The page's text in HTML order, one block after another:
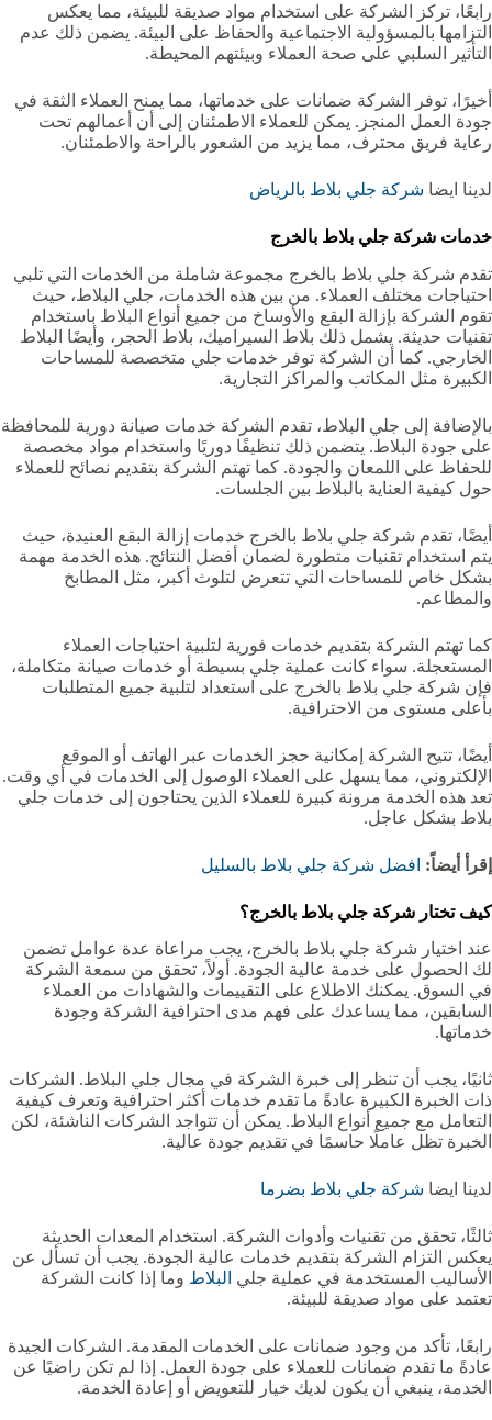
رابعًا، تركز الشركة على استخدام مواد صديقة للبيئة، مما يعكس
التزامها بالمسؤولية الاجتماعية والحفاظ على البيئة. يضمن ذلك عدم
التأثير السلبي على صحة العملاء وبيئتهم المحيطة.
أخيرًا، توفر الشركة ضمانات على خدماتها، مما يمنح العملاء الثقة في
جودة العمل المنجز. يمكن للعملاء الاطمئنان إلى أن أعمالهم تحت
رعاية فريق محترف، مما يزيد من الشعور بالراحة والاطمئنان.
لدينا ايضا شركة جلي بلاط بالرياض
خدمات شركة جلي بلاط بالخرج
تقدم شركة جلي بلاط بالخرج مجموعة شاملة من الخدمات التي تلبي
احتياجات مختلف العملاء. من بين هذه الخدمات، جلي البلاط، حيث
تقوم الشركة بإزالة البقع والأوساخ من جميع أنواع البلاط باستخدام
تقنيات حديثة. يشمل ذلك بلاط السيراميك، بلاط الحجر، وأيضًا البلاط
الخارجي. كما أن الشركة توفر خدمات جلي متخصصة للمساحات
الكبيرة مثل المكاتب والمراكز التجارية.
بالإضافة إلى جلي البلاط، تقدم الشركة خدمات صيانة دورية للمحافظة
على جودة البلاط. يتضمن ذلك تنظيفًا دوريًا واستخدام مواد مخصصة
للحفاظ على اللمعان والجودة. كما تهتم الشركة بتقديم نصائح للعملاء
حول كيفية العناية بالبلاط بين الجلسات.
أيضًا، تقدم شركة جلي بلاط بالخرج خدمات إزالة البقع العنيدة، حيث
يتم استخدام تقنيات متطورة لضمان أفضل النتائج. هذه الخدمة مهمة
بشكل خاص للمساحات التي تتعرض لتلوث أكبر، مثل المطابخ
والمطاعم.
كما تهتم الشركة بتقديم خدمات فورية لتلبية احتياجات العملاء
المستعجلة. سواء كانت عملية جلي بسيطة أو خدمات صيانة متكاملة،
فإن شركة جلي بلاط بالخرج على استعداد لتلبية جميع المتطلبات
بأعلى مستوى من الاحترافية.
أيضًا، تتيح الشركة إمكانية حجز الخدمات عبر الهاتف أو الموقع
الإلكتروني، مما يسهل على العملاء الوصول إلى الخدمات في أي وقت.
تعد هذه الخدمة مرونة كبيرة للعملاء الذين يحتاجون إلى خدمات جلي
بلاط بشكل عاجل.
إقرأ أيضاً: افضل شركة جلي بلاط بالسليل
كيف تختار شركة جلي بلاط بالخرج؟
عند اختيار شركة جلي بلاط بالخرج، يجب مراعاة عدة عوامل تضمن
لك الحصول على خدمة عالية الجودة. أولاً، تحقق من سمعة الشركة
في السوق. يمكنك الاطلاع على التقييمات والشهادات من العملاء
السابقين، مما يساعدك على فهم مدى احترافية الشركة وجودة
خدماتها.
ثانيًا، يجب أن تنظر إلى خبرة الشركة في مجال جلي البلاط. الشركات
ذات الخبرة الكبيرة عادةً ما تقدم خدمات أكثر احترافية وتعرف كيفية
التعامل مع جميع أنواع البلاط. يمكن أن تتواجد الشركات الناشئة، لكن
الخبرة تظل عاملًا حاسمًا في تقديم جودة عالية.
لدينا ايضا شركة جلي بلاط بضرما‏‏‏
ثالثًا، تحقق من تقنيات وأدوات الشركة. استخدام المعدات الحديثة
يعكس التزام الشركة بتقديم خدمات عالية الجودة. يجب أن تسأل عن
الأساليب المستخدمة في عملية جلي البلاط وما إذا كانت الشركة
تعتمد على مواد صديقة للبيئة.
رابعًا، تأكد من وجود ضمانات على الخدمات المقدمة. الشركات الجيدة
عادةً ما تقدم ضمانات للعملاء على جودة العمل. إذا لم تكن راضيًا عن
الخدمة، ينبغي أن يكون لديك خيار للتعويض أو إعادة الخدمة.